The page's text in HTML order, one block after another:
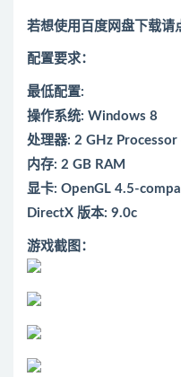
若想使用百度网盘下载请
配置要求：
最低配置:
操作系统: Windows 8
处理器: 2 GHz
内存: 2 GB RAM
显卡: OpenGL 4.5-
DirectX 版本: 9.0c
游戏截图：